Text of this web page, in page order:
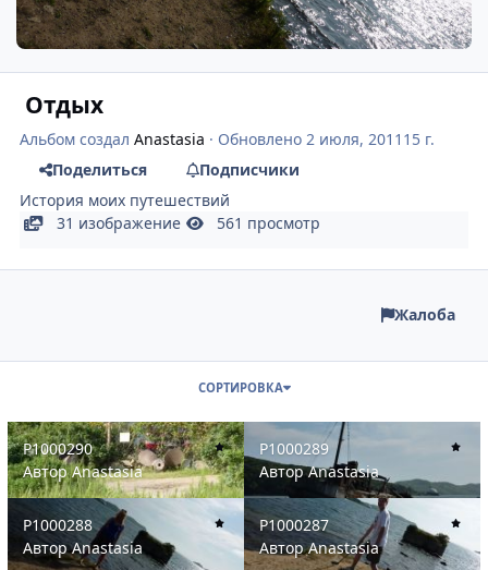
Отдых
Альбом создалAnastasia · Обновлено2 июля, 2011 15 г.
Поделиться
Подписчики
История моих путешествий
31 изображение
561 просмотр
Жалоба
СОРТИРОВКА
P1000290
P1000290
АвторAnastasia
P1000289
P1000289
АвторAnastasia
P1000288
P1000288
АвторAnastasia
P1000287
P1000287
АвторAnastasia